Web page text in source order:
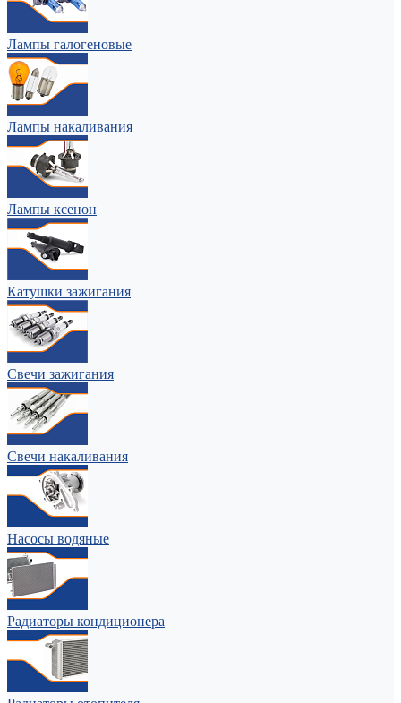
Лампы галогеновые
Лампы накаливания
Лампы ксенон
Катушки зажигания
Свечи зажигания
Свечи накаливания
Насосы водяные
Радиаторы кондиционера